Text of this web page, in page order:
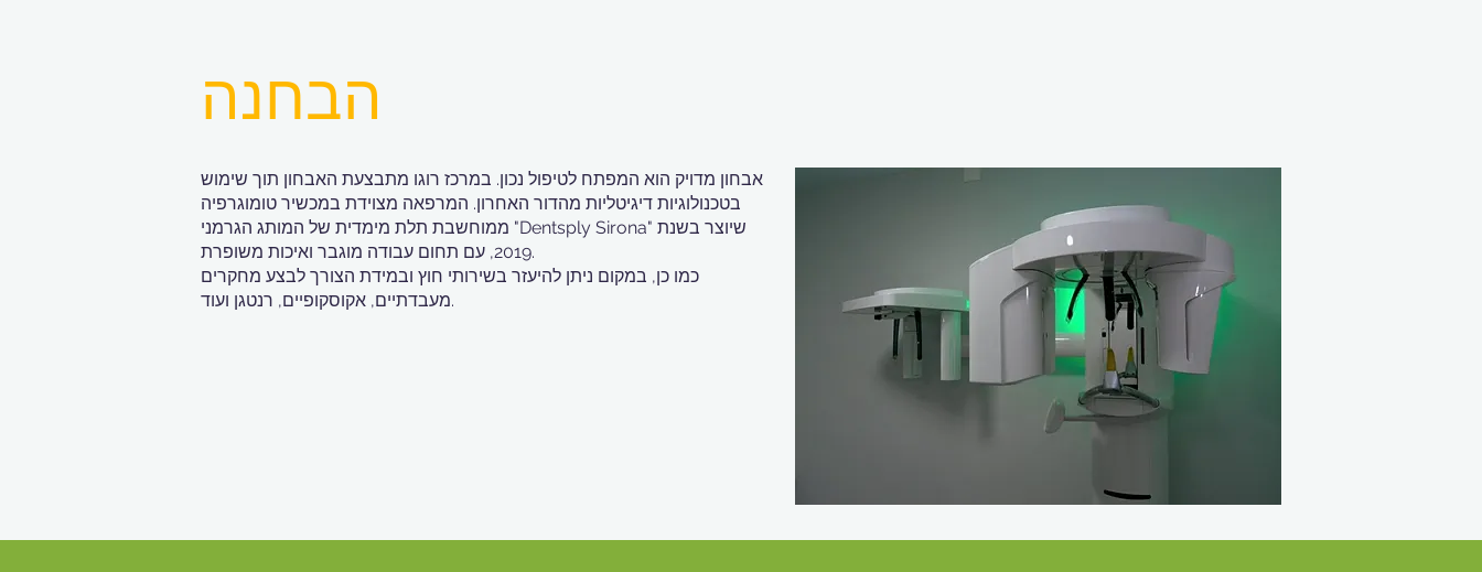
הבחנה
אבחון מדויק הוא המפתח לטיפול נכון. במרכז רוגו מתבצעת האבחון תוך שימוש
בטכנולוגיות דיגיטליות מהדור האחרון. המרפאה מצוידת במכשיר טומוגרפיה
ממוחשבת תלת מימדית של המותג הגרמני "Dentsply Sirona" שיוצר בשנת
2019, עם תחום עבודה מוגבר ואיכות משופרת.
כמו כן, במקום ניתן להיעזר בשירותי חוץ ובמידת הצורך לבצע מחקרים
מעבדתיים, אקוסקופיים, רנטגן ועוד.